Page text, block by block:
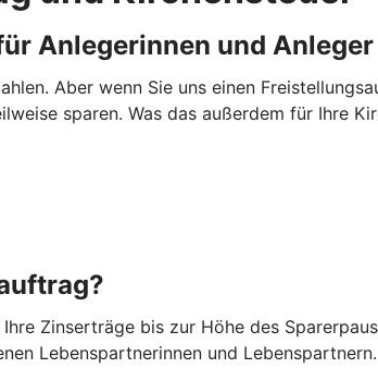
Anlegerinnen und Anleger
Aber wenn Sie uns einen
sparen. Was das außerdem für Ihre
Zinserträge bis zur Höhe des
Lebenspartnerinnen und Lebenspartnern.